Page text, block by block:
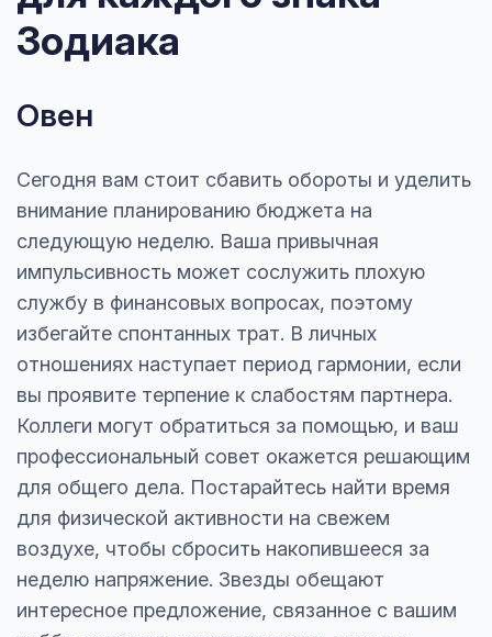
Зодиака
Овен
Сегодня вам стоит сбавить обороты и уделить
внимание планированию бюджета на
следующую неделю. Ваша привычная
импульсивность может сослужить плохую
службу в финансовых вопросах, поэтому
избегайте спонтанных трат. В личных
отношениях наступает период гармонии, если
вы проявите терпение к слабостям партнера.
Коллеги могут обратиться за помощью, и ваш
профессиональный совет окажется решающим
для общего дела. Постарайтесь найти время
для физической активности на свежем
воздухе, чтобы сбросить накопившееся за
неделю напряжение. Звезды обещают
интересное предложение, связанное с вашим